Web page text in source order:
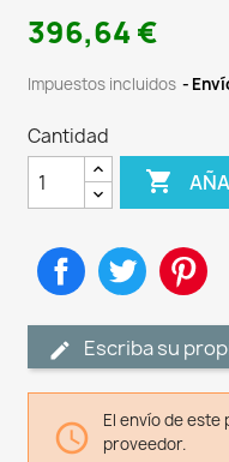
396,64 €
Impuestos incluidos
Cantidad

CompartirTuitear
Escriba su

El envío de
proveedor.